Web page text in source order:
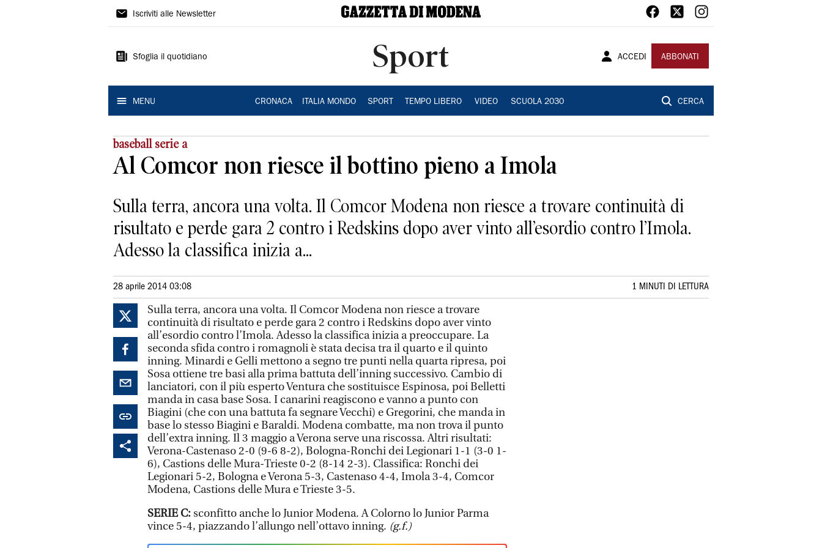
Gazzetta
Modena
Iscriviti alle Newsletter
Sfoglia il quotidiano Sport ACCEDI ABBONATI
MENU CRONACA ITALIA MONDO SPORT TEMPO LIBERO VIDEO SCUOLA 2030 CERCA
baseball serie a
Al Comcor non riesce il bottino pieno a Imola
Sulla terra, ancora una volta. Il Comcor Modena non riesce a trovare continuità di
risultato e perde gara 2 contro i Redskins dopo aver vinto all’esordio contro l’Imola.
Adesso la classifica inizia a...
28 aprile 2014 03:08 1 MINUTI DI LETTURA
Sulla terra, ancora una volta. Il Comcor Modena non riesce a trovare
continuità di risultato e perde gara 2 contro i Redskins dopo aver vinto
all’esordio contro l’Imola. Adesso la classifica inizia a preoccupare. La
seconda sfida contro i romagnoli è stata decisa tra il quarto e il quinto
inning. Minardi e Gelli mettono a segno tre punti nella quarta ripresa, poi
Sosa ottiene tre basi alla prima battuta dell’inning successivo. Cambio di
lanciatori, con il più esperto Ventura che sostituisce Espinosa, poi Belletti
manda in casa base Sosa. I canarini reagiscono e vanno a punto con
Biagini (che con una battuta fa segnare Vecchi) e Gregorini, che manda in
base lo stesso Biagini e Baraldi. Modena combatte, ma non trova il punto
dell’extra inning. Il 3 maggio a Verona serve una riscossa. Altri risultati:
Verona-Castenaso 2-0 (9-6 8-2), Bologna-Ronchi dei Legionari 1-1 (3-0 1-
6), Castions delle Mura-Trieste 0-2 (8-14 2-3). Classifica: Ronchi dei
Legionari 5-2, Bologna e Verona 5-3, Castenaso 4-4, Imola 3-4, Comcor
Modena, Castions delle Mura e Trieste 3-5.
SERIE C:sconfitto anche lo Junior Modena. A Colorno lo Junior Parma
vince 5-4, piazzando l’allungo nell’ottavo inning. (g.f.)